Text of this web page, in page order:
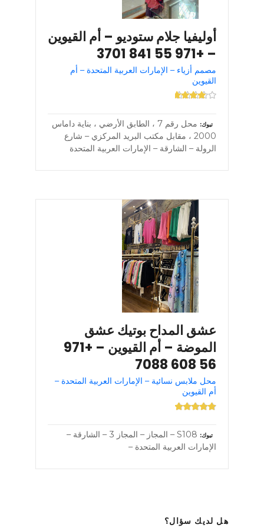
أوليفيا جلام ستوديو – أم القيوين
– +971 55 841 3701
مصمم أزياء – الإمارات العربية المتحدة – أم
القيوين
تبوك
محل رقم 7 ، الطابق الأرضي ، بناية داماس
2000 ، مقابل مكتب البريد المركزي – شارع
الرولة – الشارقة – الإمارات العربية المتحدة
عشق المداح بوتيك عشق
الموضة – أم القيوين – +971
56 608 7088
محل ملابس نسائية – الإمارات العربية المتحدة –
أم القيوين
تبوك
S108 – المجاز – المجاز 3 – الشارقة –
الإمارات العربية المتحدة –
هل لديك سؤال؟